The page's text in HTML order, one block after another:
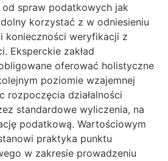
spraw podatkowych jak
korzystać z w odniesieniu
konieczności weryfikacji z
Eksperckie zakład
oferować holistyczne
poziomie wzajemnej
rozpoczęcia działalności
standardowe wyliczenia, na
podatkową. Wartościowym
praktyka punktu
w zakresie prowadzeniu